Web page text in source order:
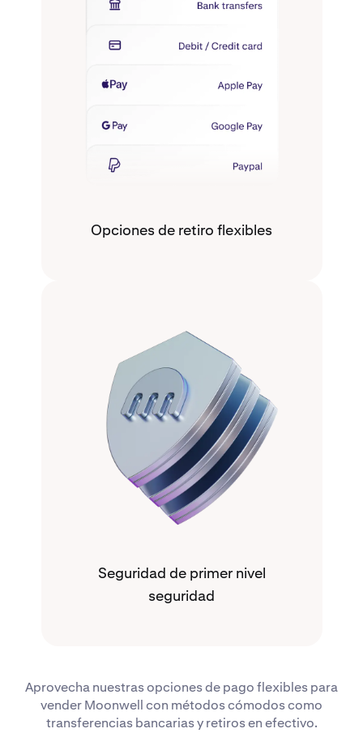
Opciones de retiro flexibles
Seguridad de primer nivel
seguridad
Aprovecha nuestras opciones de pago flexibles para
vender Moonwell con métodos cómodos como
transferencias bancarias y retiros en efectivo.